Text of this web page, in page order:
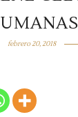
febrero 20, 2018